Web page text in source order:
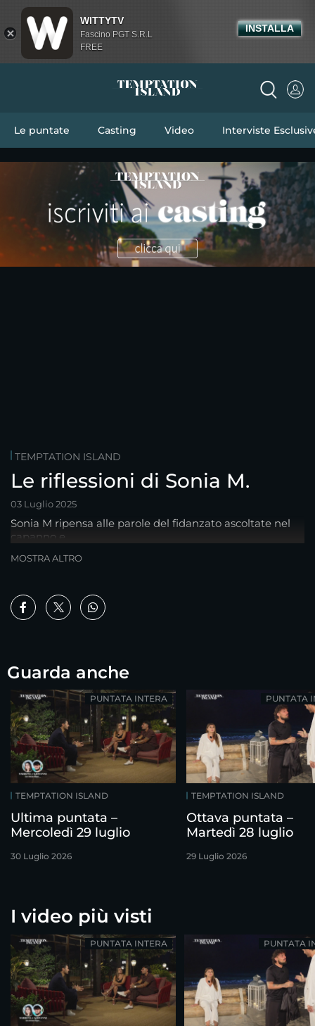
Le puntate Casting Video Interviste
TEMPTATION ISLAND
Le riflessioni di Sonia M.
03 Luglio 2025
Sonia M ripensa alle parole del fidanzato ascoltate nel
capanno e...
MOSTRA ALTRO
Guarda anche
TEMPTATION ISLAND
Ultima puntata –
Mercoledì 29 luglio
30 Luglio 2026
PUNTATA INTERA
TEMPTATION ISLAND
Ottava puntata –
Martedì 28 luglio
29 Luglio 2026
PUNTATA
I video più visti
PUNTATA INTERA PUNTATA
WITTYTV
Fascino PGT S.R.L
FREE
INSTALLA